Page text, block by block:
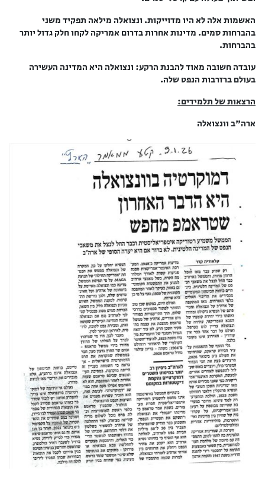
האשמות אלה לא היו מדוייקות. ונצואלה מילאה תפקיד משני
בהברחות סמים. מדינות אחרות בדרום אמריקה לקחו חלק גדול יותר
בהברחות.
עובדה חשובה מאוד להבנת הרקע: ונצואלה היא המדינה העשירה
בעולם ברזרבות הנפט שלה.
הרצאות של תלמידים:
ארה"ב וונצואלה